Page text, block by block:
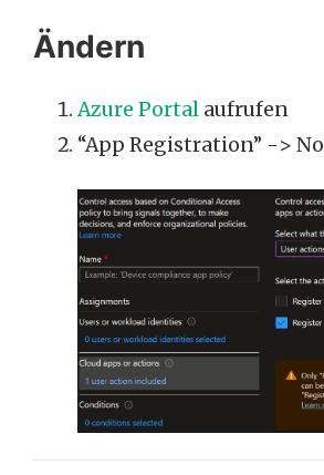
Ändern
Azure Portal aufrufen
“App Registration” -> No